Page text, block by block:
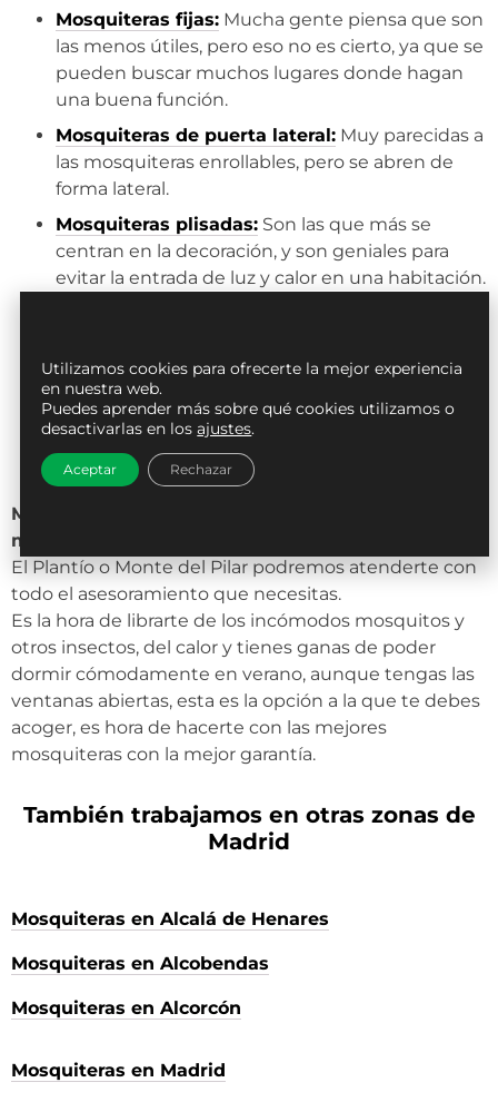
Mosquiteras fijas: Mucha gente piensa que son
las menos útiles, pero eso no es cierto, ya que se
pueden buscar muchos lugares donde hagan
una buena función.
Mosquiteras de puerta lateral: Muy parecidas a
las mosquiteras enrollables, pero se abren de
forma lateral.
Mosquiteras plisadas: Son las que más se
centran en la decoración, y son geniales para
evitar la entrada de luz y calor en una habitación.
mosquiteras.
Zonas de Majadahonda donde
trabajamos
Mosquiteras 24H hace encíos a todo el municipio
majariego
El Plantío o Monte del Pilar podremos atenderte con
todo el asesoramiento que necesitas.
Es la hora de librarte de los incómodos mosquitos y
otros insectos, del calor y tienes ganas de poder
dormir cómodamente en verano, aunque tengas las
ventanas abiertas, esta es la opción a la que te debes
acoger, es hora de hacerte con las mejores
mosquiteras con la mejor garantía.
También trabajamos en otras zonas de
Madrid
Mosquiteras en Alcalá de Henares
Mosquiteras en Alcobendas
Mosquiteras en Alcorcón
Mosquiteras en Madrid
Utilizamos cookies para ofrecerte la mejor experiencia
en nuestra web.
Puedes aprender más sobre qué cookies utilizamos o
desactivarlas en losajustes.
Aceptar Rechazar